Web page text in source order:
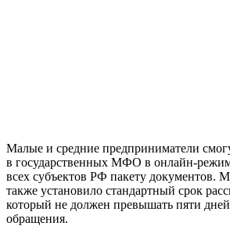
Малые и средние предприниматели
в государственных МФО в онлайн-
всех субъектов РФ пакету документов.
также установило стандартный срок
который не должен превышать пяти
обращения.